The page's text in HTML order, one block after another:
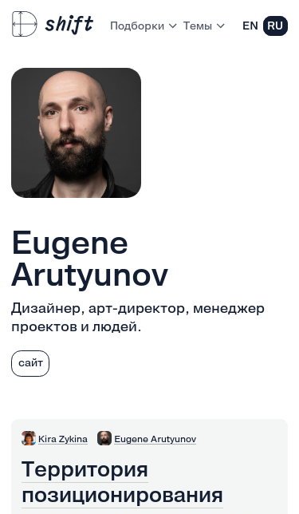
Подборки Темы EN RU
Eugene
Arutyunov
Дизайнер, арт-директор, менеджер
проектов и людей.
сайт
Kira Zykina Eugene Arutyunov
Территория
позиционирования